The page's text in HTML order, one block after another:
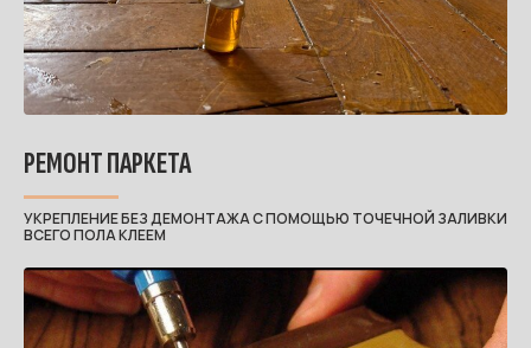
РЕМОНТ ПАРКЕТА
УКРЕПЛЕНИЕ БЕЗ ДЕМОНТАЖА С ПОМОЩЬЮ ТОЧЕЧНОЙ ЗАЛИВКИ
ВСЕГО ПОЛА КЛЕЕМ